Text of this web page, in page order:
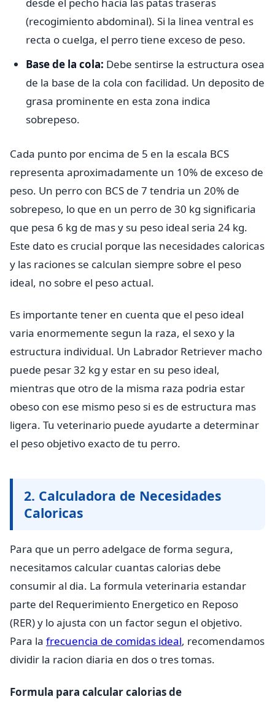
(recogimiento abdominal). Si la linea ventral es
recta o cuelga, el perro tiene exceso de peso.
Base de la cola: Debe sentirse la estructura osea
de la base de la cola con facilidad. Un deposito de
grasa prominente en esta zona indica
sobrepeso.
Cada punto por encima de 5 en la escala BCS
representa aproximadamente un 10% de exceso de
peso. Un perro con BCS de 7 tendria un 20% de
sobrepeso, lo que en un perro de 30 kg significaria
que pesa 6 kg de mas y su peso ideal seria 24 kg.
Este dato es crucial porque las necesidades caloricas
y las raciones se calculan siempre sobre el peso
ideal, no sobre el peso actual.
Es importante tener en cuenta que el peso ideal
varia enormemente segun la raza, el sexo y la
estructura individual. Un Labrador Retriever macho
puede pesar 32 kg y estar en su peso ideal,
mientras que otro de la misma raza podria estar
obeso con ese mismo peso si es de estructura mas
ligera. Tu veterinario puede ayudarte a determinar
el peso objetivo exacto de tu perro.
2. Calculadora de Necesidades
Caloricas
Para que un perro adelgace de forma segura,
necesitamos calcular cuantas calorias debe
consumir al dia. La formula veterinaria estandar
parte del Requerimiento Energetico en Reposo
(RER) y lo ajusta con un factor segun el objetivo.
Para la frecuencia de comidas ideal, recomendamos
dividir la racion diaria en dos o tres tomas.
Formula para calcular calorias de